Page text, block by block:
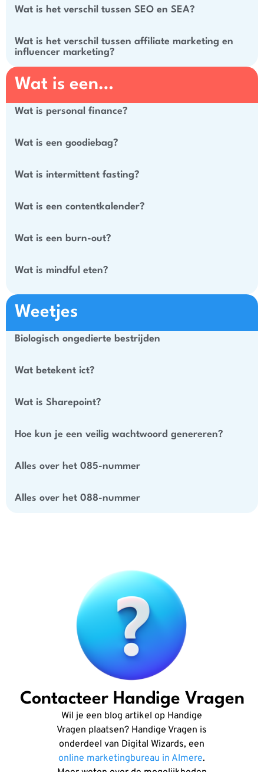
Wat is het verschil tussen SEO en SEA?
Wat is het verschil tussen affiliate marketing en
influencer marketing?
Wat is een…
Wat is personal finance?
Wat is een goodiebag?
Wat is intermittent fasting?
Wat is een contentkalender?
Wat is een burn-out?
Wat is mindful eten?
Weetjes
Biologisch ongedierte bestrijden
Wat betekent ict?
Wat is Sharepoint?
Hoe kun je een veilig wachtwoord genereren?
Alles over het 085-nummer
Alles over het 088-nummer
Contacteer Handige Vragen
Wil je een blog artikel op Handige
Vragen plaatsen? Handige Vragen is
onderdeel van Digital Wizards, een
online marketingbureau in Almere.